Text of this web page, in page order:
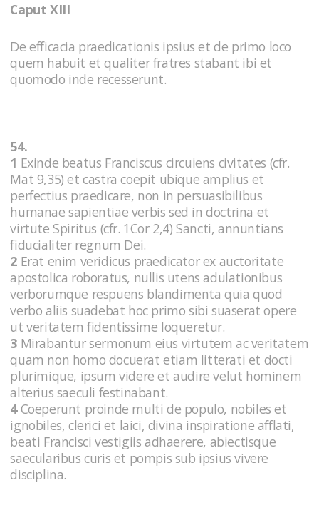
Caput XIII
De efficacia praedicationis ipsius et de primo loco
quem habuit et qualiter fratres stabant ibi et
quomodo inde recesserunt.
54.
1 Exinde beatus Franciscus circuiens civitates (cfr.
Mat 9,35) et castra coepit ubique amplius et
perfectius praedicare, non in persuasibilibus
humanae sapientiae verbis sed in doctrina et
virtute Spiritus (cfr. 1Cor 2,4) Sancti, annuntians
fiducialiter regnum Dei.
2 Erat enim veridicus praedicator ex auctoritate
apostolica roboratus, nullis utens adulationibus
verborumque respuens blandimenta quia quod
verbo aliis suadebat hoc primo sibi suaserat opere
ut veritatem fidentissime loqueretur.
3 Mirabantur sermonum eius virtutem ac veritatem
quam non homo docuerat etiam litterati et docti
plurimique, ipsum videre et audire velut hominem
alterius saeculi festinabant.
4Coeperunt proinde multi de populo, nobiles et
ignobiles, clerici et laici, divina inspiratione afflati,
beati Francisci vestigiis adhaerere, abiectisque
saecularibus curis et pompis sub ipsius vivere
disciplina.